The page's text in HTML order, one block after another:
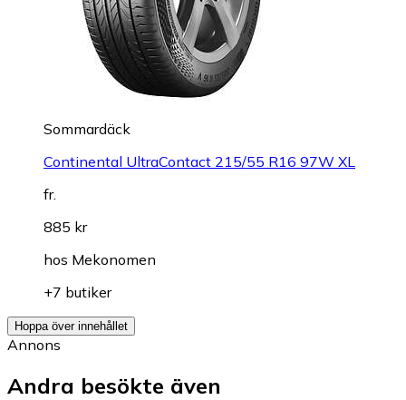
Sommardäck
Continental UltraContact 215/55 R16 97W XL
fr.
885 kr
hos Mekonomen
+7 butiker
Hoppa över innehållet
Annons
Andra besökte även